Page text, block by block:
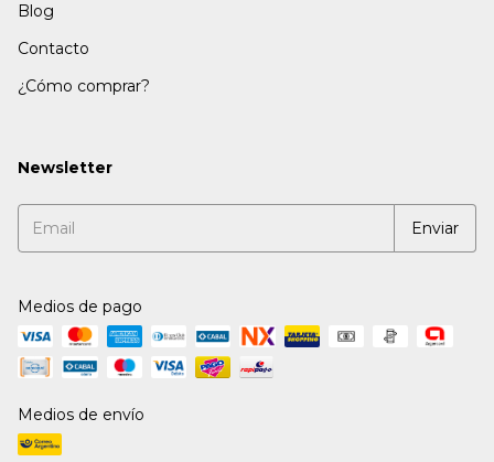
Blog
Contacto
¿Cómo comprar?
Newsletter
Medios de pago
Medios de envío